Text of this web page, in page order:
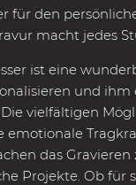
für den
macht jedes
ist eine
und ihm
vielfältigen
emotionale
das
Projekte. Ob für